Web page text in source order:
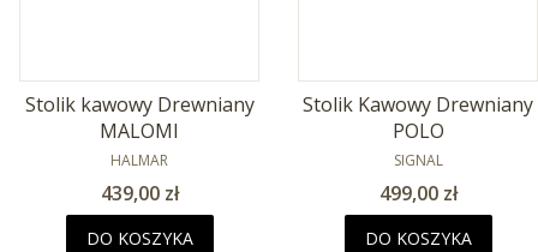
Stolik kawowy Drewniany
MALOMI
PRODUCENT
HALMAR
Cena
439,00 zł
DO KOSZYKA
Stolik Kawowy Drewniany
POLO
PRODUCENT
SIGNAL
Cena
499,00 zł
DO KOSZYKA